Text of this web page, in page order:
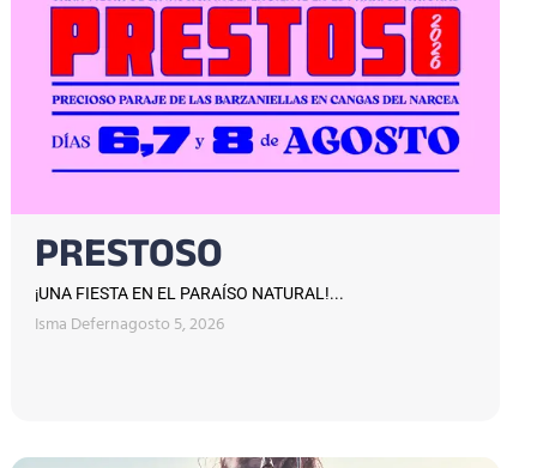
PRESTOSO
¡UNA FIESTA EN EL PARAÍSO NATURAL!...
Isma Defernagosto 5, 2026